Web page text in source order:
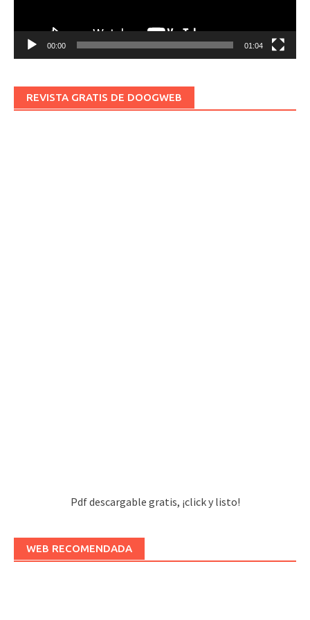
00:00 01:04
REVISTA GRATIS DE DOOGWEB
Pdf descargable gratis, ¡click y listo!
WEB RECOMENDADA